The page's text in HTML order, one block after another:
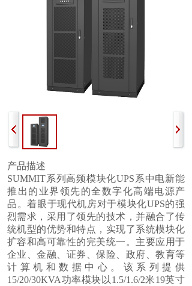
产品描述
SUMMIT系列高频模块化UPS系中电新能
推出的业界领先的全数字化高端电源产
品。着眼于现代机房对于模块化UPS的强
烈需求，采用了领先的技术，并融合了传
统机型的优势和特点，实现了系统模块化
扩容和高可靠性的完美统一。主要应用于
企业、金融、证券、保险、政府、教育等
计算机和数据中心。该系列提供
15/20/30KVA功率模块以 1.5/1.6/2米19英寸